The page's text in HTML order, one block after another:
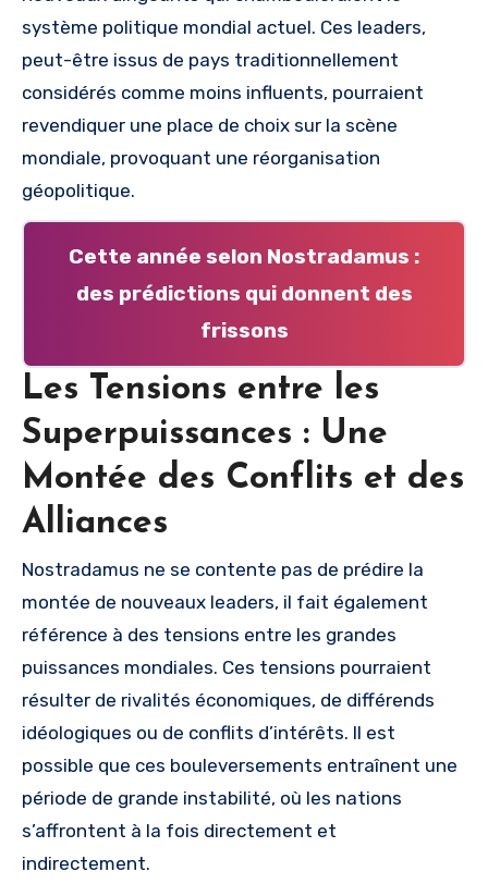
système politique mondial actuel. Ces leaders,
peut-être issus de pays traditionnellement
considérés comme moins influents, pourraient
revendiquer une place de choix sur la scène
mondiale, provoquant une réorganisation
géopolitique.
Cette année selon Nostradamus :
des prédictions qui donnent des
frissons
Les Tensions entre les
Superpuissances : Une
Montée des Conflits et des
Alliances
Nostradamus ne se contente pas de prédire la
montée de nouveaux leaders, il fait également
référence à des tensions entre les grandes
puissances mondiales. Ces tensions pourraient
résulter de rivalités économiques, de différends
idéologiques ou de conflits d’intérêts. Il est
possible que ces bouleversements entraînent une
période de grande instabilité, où les nations
s’affrontent à la fois directement et
indirectement.